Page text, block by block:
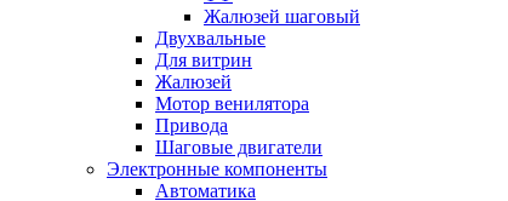
Жалюзей шаговый
Двухвальные
Для витрин
Жалюзей
Мотор венилятора
Привода
Шаговые двигатели
Электронные компоненты
Автоматика